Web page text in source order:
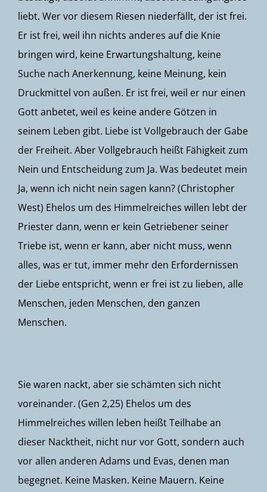
liebt. Wer vor diesem Riesen niederfällt, der ist frei.
Er ist frei, weil ihn nichts anderes auf die Knie
bringen wird, keine Erwartungshaltung, keine
Suche nach Anerkennung, keine Meinung, kein
Druckmittel von außen. Er ist frei, weil er nur einen
Gott anbetet, weil es keine andere Götzen in
seinem Leben gibt. Liebe ist Vollgebrauch der Gabe
der Freiheit. Aber Vollgebrauch heißt Fähigkeit zum
Nein und Entscheidung zum Ja. Was bedeutet mein
Ja, wenn ich nicht nein sagen kann? (Christopher
West) Ehelos um des Himmelreiches willen lebt der
Priester dann, wenn er kein Getriebener seiner
Triebe ist, wenn er kann, aber nicht muss, wenn
alles, was er tut, immer mehr den Erfordernissen
der Liebe entspricht, wenn er frei ist zu lieben, alle
Menschen, jeden Menschen, den ganzen
Menschen.
Sie waren nackt, aber sie schämten sich nicht
voreinander. (Gen 2,25) Ehelos um des
Himmelreiches willen leben heißt Teilhabe an
dieser Nacktheit, nicht nur vor Gott, sondern auch
vor allen anderen Adams und Evas, denen man
begegnet. Keine Masken. Keine Mauern. Keine